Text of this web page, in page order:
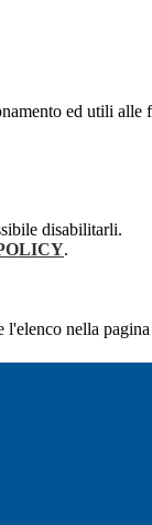
ed utili alle
disabilitarli.
.
l'elenco nella